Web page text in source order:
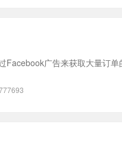
Facebook广告来获取大量订单